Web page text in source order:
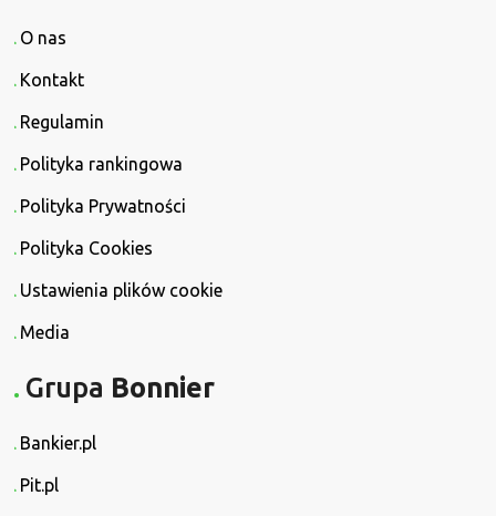
O nas
Kontakt
Regulamin
Polityka rankingowa
Polityka Prywatności
Polityka Cookies
Ustawienia plików cookie
Media
Grupa Bonnier
Bankier.pl
Pit.pl